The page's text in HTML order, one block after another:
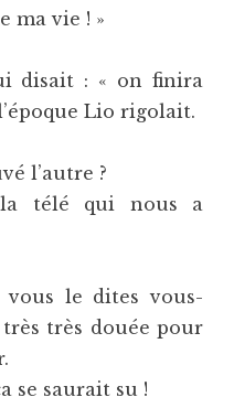
ma vie ! »
disait : « on finira
Lio rigolait.
l’autre ?
la télé qui nous a
vous le dites vous-
très très douée pour
se saurait su !